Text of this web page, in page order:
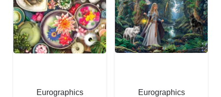
Eurographics
Eurographics